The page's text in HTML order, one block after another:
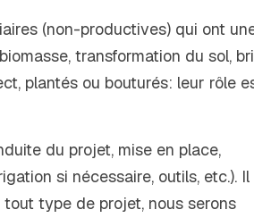
(non-productives) qui ont
transformation du sol,
plantés ou bouturés: leur rôle
du projet, mise en place,
si nécessaire, outils, etc.). Il
type de projet, nous serons